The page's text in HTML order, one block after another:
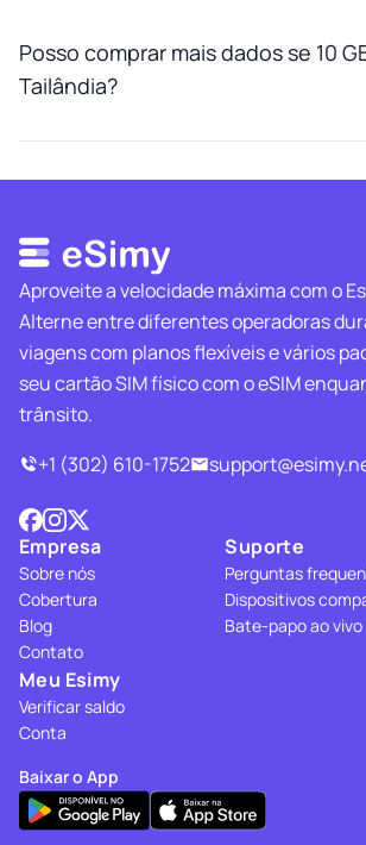
Posso comprar mais dados se 10
Tailândia?
Aproveite a velocidade máxima com o
Alterne entre diferentes operadoras
viagens com planos flexíveis e vários
seu cartão SIM físico com o eSIM
trânsito.
+1 (302) 610-1752
Empresa
Sobre nós
Cobertura
Blog
Contato
Suporte
Perguntas
Dispositivos
Bate-papo ao vivo
Meu Esimy
Verificar saldo
Conta
Baixar o App